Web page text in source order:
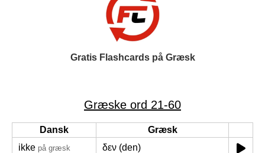
Gratis Flashcards på Græsk
Græske ord 21-60
Dansk
Græsk
ikke på græsk δεν (den)